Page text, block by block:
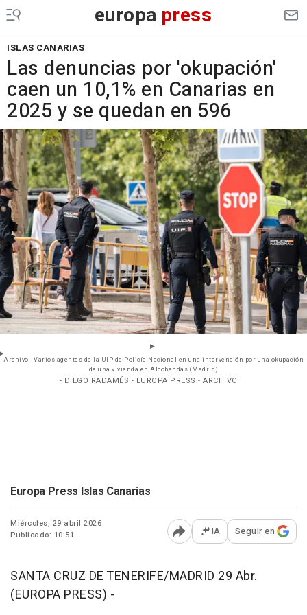
europa press
ISLAS CANARIAS
Las denuncias por 'okupación'
caen un 10,1% en Canarias en
2025 y se quedan en 596
Archivo - Varios agentes de la UIP de Policía Nacional en una intervención por una okupación
de una vivienda en Alcobendas (Madrid)
- DIEGO RADAMÉS - EUROPA PRESS - ARCHIVO
Europa Press Islas Canarias
Miércoles, 29 abril 2026
Publicado: 10:51
Abrir opciones para
IA Seguir en
SANTA CRUZ DE TENERIFE/MADRID 29 Abr.
(EUROPA PRESS) -